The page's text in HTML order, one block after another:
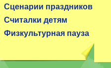
Сценарии праздников
Считалки детям
Физкультурная пауза